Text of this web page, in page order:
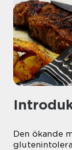
Den ökande